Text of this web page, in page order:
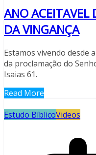
ANO ACEITAVEL
DA VINGANÇA
Estamos vivendo desde
da proclamação do
Isaias 61.
Read More
Estudo BíblicoVideos